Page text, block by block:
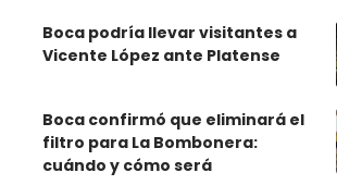
Boca podría llevar visitantes a
Vicente López ante Platense
Boca confirmó que eliminará el
filtro para La Bombonera:
cuándo y cómo será